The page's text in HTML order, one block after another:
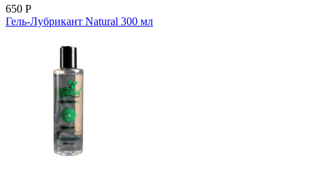
650 Р
Гель-Лубрикант Natural 300 мл